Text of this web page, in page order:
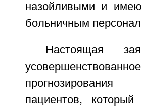
назойливыми и
больничным
Настоящая
прогнозирования
пациентов,